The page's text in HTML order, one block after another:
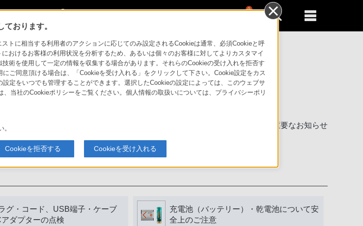
0
めに
製品に関する重要なお知らせ
グ・コード、USB端子・ケーブ
ダプターの点検
充電池（バッテリー）・乾電池について安
全上のご注意
おります。
トに相当する利用者のアクションに応じてのみ設定されるCookieは通常、必須Cookieと呼
おけるお客様の利用状況を分析するため、あるいは個々のお客様に対してよりカスタマイ
術を使用して一定の情報を収集する場合があります。それらのCookieの受け入れを拒否す
ご同意頂ける場合は、「Cookieを受け入れる」をクリックして下さい。Cookie設定をカス
定をいつでも管理することができます。選択したCookieの設定によっては、このウェブサ
当社のCookieポリシーをご覧ください。個人情報の取扱いについては、プライバシーポリ
。
Cookieを拒否する Cookieを受け入れる